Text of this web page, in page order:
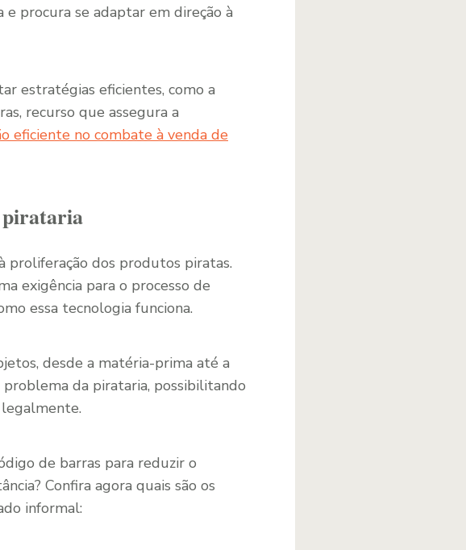
procura se adaptar em direção à
estratégias eficientes, como a
recurso que assegura a
eficiente no combate à venda de
pirataria
proliferação dos produtos piratas.
exigência para o processo de
essa tecnologia funciona.
desde a matéria-prima até a
da pirataria, possibilitando
de barras para reduzir o
Confira agora quais são os
informal: